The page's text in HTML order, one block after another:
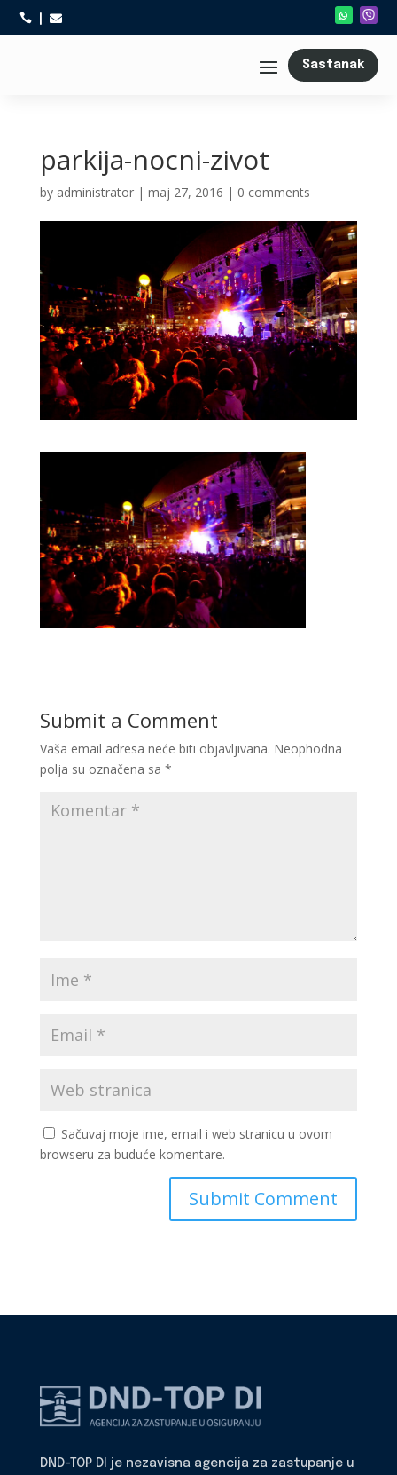
 
Sastanak
parkija-nocni-zivot
by administrator| maj 27, 2016 | 0 comments
Submit a Comment
Vaša email adresa neće biti objavljivana. Neophodna
polja su označena sa *
Sačuvaj moje ime, email i web stranicu u ovom
browseru za buduće komentare.
DND-TOP DI je nezavisna agencija za zastupanje u